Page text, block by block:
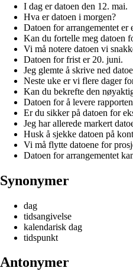
I dag er datoen den 12. mai.
Hva er datoen i morgen?
Datoen for arrangementet er
Kan du fortelle meg datoen
Vi må notere datoen vi
Datoen for frist er 20. juni.
Jeg glemte å skrive ned
Neste uke er vi flere dager
Kan du bekrefte den
Datoen for å levere
Er du sikker på datoen for
Jeg har allerede markert
Husk å sjekke datoen på
Vi må flytte datoene for
Datoen for arrangementet
Synonymer
dag
tidsangivelse
kalendarisk dag
tidspunkt
Antonymer